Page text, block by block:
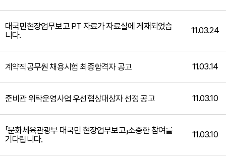
대국민현장업무보고 PT 자료가 자료실에 게재되었습
니다.
11.03.24
계약직공무원 채용시험 최종합격자 공고 11.03.14
준비관 위탁운영사업 우선협상대상자 선정 공고 11.03.10
「문화체육관광부 대국민 현장업무보고」소중한 참여를
기다립니다.
11.03.10